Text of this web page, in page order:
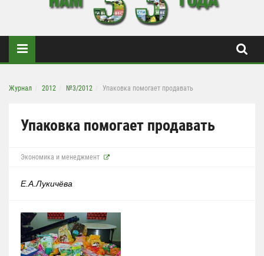
Журнал 2012 №3/2012 Упаковка помогает продавать
Упаковка помогает продавать
Экономика и менеджмент
Е.А.Лукичёва